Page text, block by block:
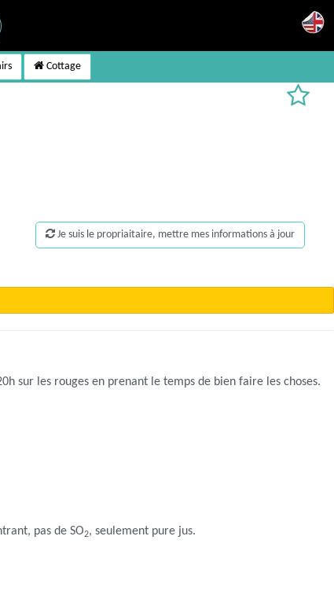
Cottage
Je suis le propriaitaire, mettre mes informations à jour
sur les rouges en prenant le temps de bien faire les choses.
pas de SO2, seulement pure jus.